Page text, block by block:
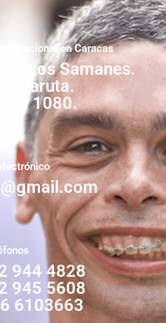
Nacional en Caracas
Los Samanes.
Baruta.
1080.
944 4828
945 5608
6103663